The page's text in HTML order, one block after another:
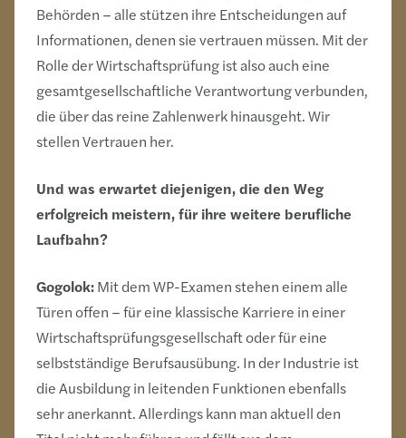
Behörden – alle stützen ihre Entscheidungen auf
Informationen, denen sie vertrauen müssen. Mit der
Rolle der Wirtschaftsprüfung ist also auch eine
gesamtgesellschaftliche Verantwortung verbunden,
die über das reine Zahlenwerk hinausgeht. Wir
stellen Vertrauen her.
Und was erwartet diejenigen, die den Weg
erfolgreich meistern, für ihre weitere berufliche
Laufbahn?
Gogolok:Mit dem WP-Examen stehen einem alle
Türen offen – für eine klassische Karriere in einer
Wirtschaftsprüfungsgesellschaft oder für eine
selbstständige Berufsausübung. In der Industrie ist
die Ausbildung in leitenden Funktionen ebenfalls
sehr anerkannt. Allerdings kann man aktuell den